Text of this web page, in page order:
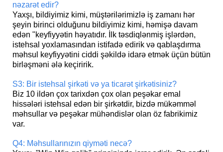
nəzarət edir?
Yaxşı, bildiyimiz kimi, müştərilərimizlə iş zamanı hər
şeyin birinci olduğunu bildiyimiz kimi, həmişə davam
edən "keyfiyyətin həyatıdır. İlk təsdiqlənmiş işlərdən,
istehsal yoxlamasından istifadə edirik və qablaşdırma
məhsul keyfiyyətini ciddi şəkildə idarə etmək üçün bütün
birləşməni ələ keçiririk.
S3: Bir istehsal şirkəti və ya ticarət şirkətisiniz?
Biz 10 ildən çox tarixdən çox olan peşəkar emal
hissələri istehsal edən bir şirkətdir, bizdə mükəmməl
məhsullar və peşəkar mühəndislər olan öz fabrikimiz
var.
Q4: Məhsullarınızın qiyməti necə?